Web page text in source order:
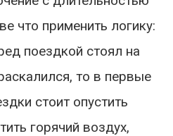
что применить логику:
поездкой стоял на
то в первые
стоит опустить
горячий воздух,